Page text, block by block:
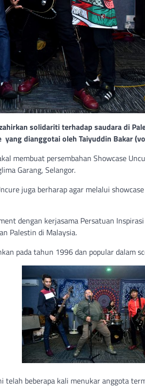
solidariti terhadap saudara di
yang dianggotai oleh Taiyuddin Bakar
membuat persembahan Showcase
Garang, Selangor.
juga berharap agar melalui
dengan kerjasama Persatuan
Palestin di Malaysia.
pada tahun 1996 dan popular dalam
beberapa kali menukar anggota